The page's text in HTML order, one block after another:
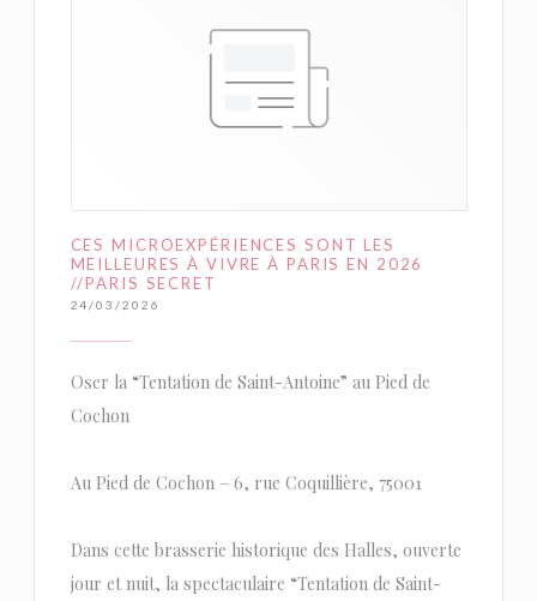
CES MICROEXPÉRIENCES SONT LES
MEILLEURES À VIVRE À PARIS EN 2026
//PARIS SECRET
24/03/2026
Oser la “Tentation de Saint-Antoine” au Pied de
Cochon
Au Pied de Cochon – 6, rue Coquillière, 75001
Dans cette brasserie historique des Halles, ouverte
jour et nuit, la spectaculaire “Tentation de Saint-